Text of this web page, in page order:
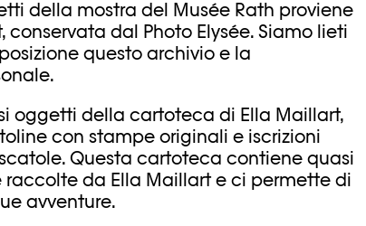
della mostra del Musée Rath proviene
dal Photo Elysée. Siamo lieti
questo archivio e la
oggetti della cartoteca di Ella Maillart,
con stampe originali e iscrizioni
Questa cartoteca contiene quasi
da Ella Maillart e ci permette di
avventure.